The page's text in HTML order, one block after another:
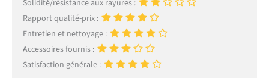
Solidité/résistance aux rayures :
Rapport qualité-prix :
Entretien et nettoyage :
Accessoires fournis :
Satisfaction générale :